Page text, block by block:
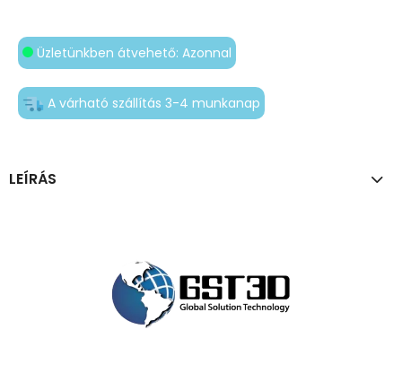
Üzletünkben átvehető: Azonnal
A várható szállítás 3-4 munkanap
LEÍRÁS